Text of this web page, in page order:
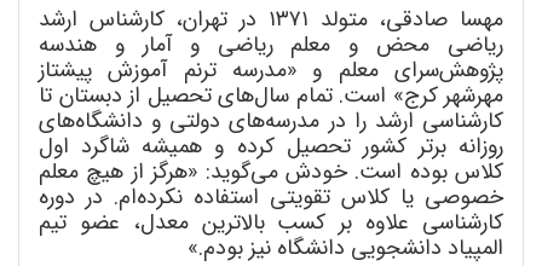
مهسا صادقی، متولد ۱۳۷۱ در تهران، کارشناس ارشد
ریاضی محض و معلم ریاضی و آمار و هندسه
پژوهشسرای معلم و «مدرسه ترنم آموزش پیشتاز
مهرشهر کرج» است. تمام سالهای تحصیل از دبستان تا
کارشناسی ارشد را در مدرسههای دولتی و دانشگاههای
روزانه برتر کشور تحصیل کرده و همیشه شاگرد اول
کلاس بوده است. خودش میگوید: «هرگز از هیچ معلم
خصوصی یا کلاس تقویتی استفاده نکردهام. در دوره
کارشناسی علاوه بر کسب بالاترین معدل، عضو تیم
المپیاد دانشجویی دانشگاه نیز بودم.»